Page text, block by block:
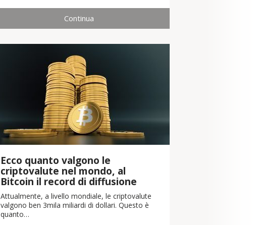
Continua
Ecco quanto valgono le
criptovalute nel mondo, al
Bitcoin il record di diffusione
Attualmente, a livello mondiale, le criptovalute
valgono ben 3mila miliardi di dollari. Questo è
quanto…